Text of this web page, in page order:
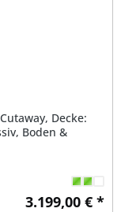
Decke:
Boden &
3.199,00 € *